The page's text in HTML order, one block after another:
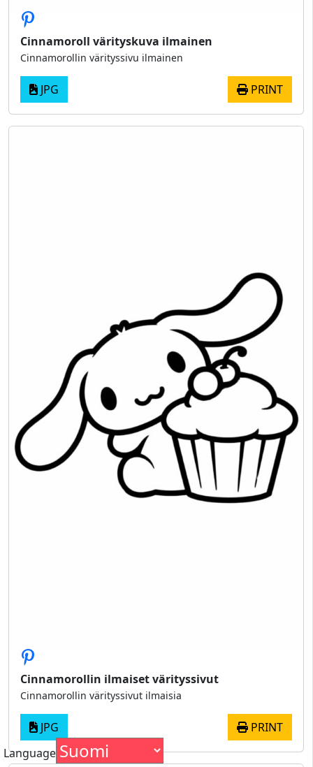
Cinnamoroll värityskuva ilmainen
Cinnamorollin värityssivu ilmainen
JPG PRINT
Cinnamorollin ilmaiset värityssivut
Cinnamorollin värityssivut ilmaisia
JPG
PRINT
Language